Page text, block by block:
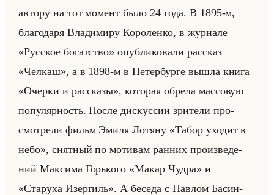
ав­то­ру на тот мо­мент было 24 года. В 1895-м,
бла­го­да­ря Вла­ди­ми­ру Ко­ро­лен­ко, в жур­на­ле
«Русское богатство» опуб­ли­ко­ва­ли рас­сказ
«Челкаш», а в 1898-м в Пе­тер­бур­ге вышла книга
«Очерки и рассказы», ко­то­рая об­ре­ла мас­со­вую
по­пу­ляр­ность. После дис­кус­сии зри­те­ли про­
смот­ре­ли фильм Эмиля Ло­тя­ну «Табор уходит в
небо», снят­ный по мо­ти­вам ран­них про­из­ве­де­
ний Мак­си­ма Горько­го «Макар Чудра» и
«Старуха Изергиль». А бе­се­да с Пав­лом Ба­син­